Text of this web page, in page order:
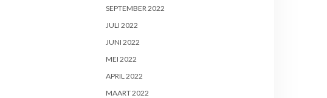
SEPTEMBER 2022
JULI 2022
JUNI 2022
MEI 2022
APRIL 2022
MAART 2022